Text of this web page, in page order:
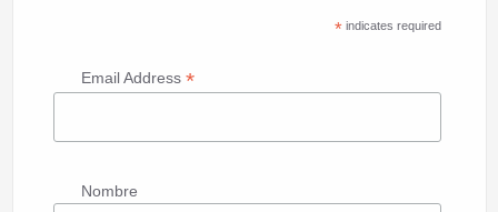
*indicates required
Email Address *
Nombre